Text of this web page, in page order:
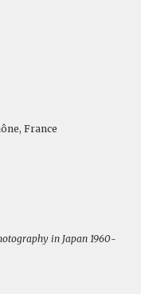
France
in Japan 1960-